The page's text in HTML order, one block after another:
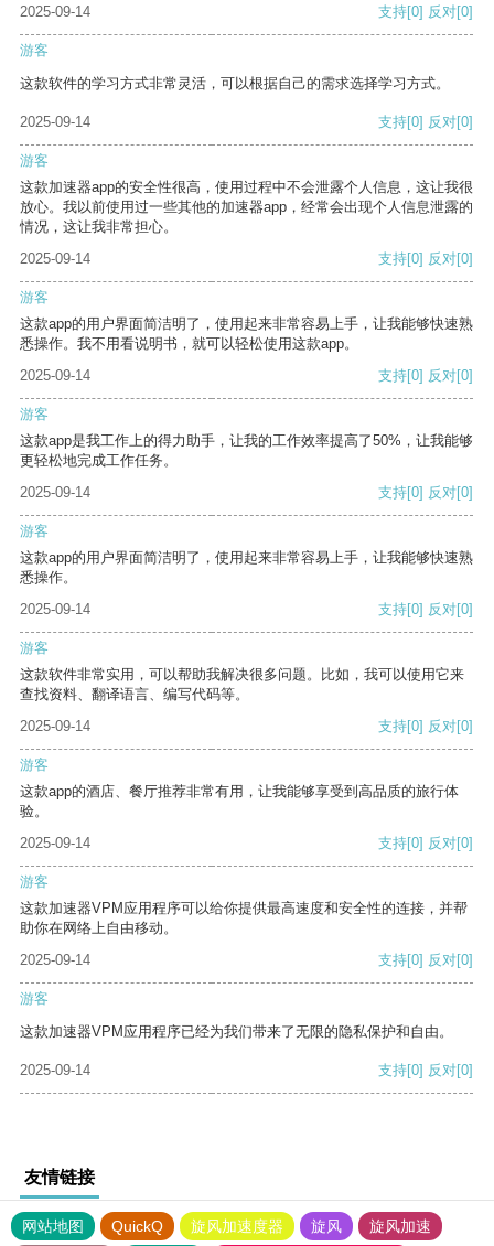
2025-09-14
支持[0] 反对[0]
游客
这款软件的学习方式非常灵活，可以根据自己的需求选择学习方式。
2025-09-14 支持[0] 反对[0]
游客
这款加速器app的安全性很高，使用过程中不会泄露个人信息，这让我很
放心。我以前使用过一些其他的加速器app，经常会出现个人信息泄露的
情况，这让我非常担心。
2025-09-14
支持[0] 反对[0]
游客
这款app的用户界面简洁明了，使用起来非常容易上手，让我能够快速熟
悉操作。我不用看说明书，就可以轻松使用这款app。
2025-09-14
支持[0] 反对[0]
游客
这款app是我工作上的得力助手，让我的工作效率提高了50%，让我能够
更轻松地完成工作任务。
2025-09-14
支持[0] 反对[0]
游客
这款app的用户界面简洁明了，使用起来非常容易上手，让我能够快速熟
悉操作。
2025-09-14
支持[0] 反对[0]
游客
这款软件非常实用，可以帮助我解决很多问题。比如，我可以使用它来
查找资料、翻译语言、编写代码等。
2025-09-14
支持[0] 反对[0]
游客
这款app的酒店、餐厅推荐非常有用，让我能够享受到高品质的旅行体
验。
2025-09-14
支持[0] 反对[0]
游客
这款加速器VPM应用程序可以给你提供最高速度和安全性的连接，并帮
助你在网络上自由移动。
2025-09-14
支持[0] 反对[0]
游客
这款加速器VPM应用程序已经为我们带来了无限的隐私保护和自由。
2025-09-14 支持[0] 反对[0]
友情链接
网站地图 QuickQ 旋风加速度器 旋风 旋风加速